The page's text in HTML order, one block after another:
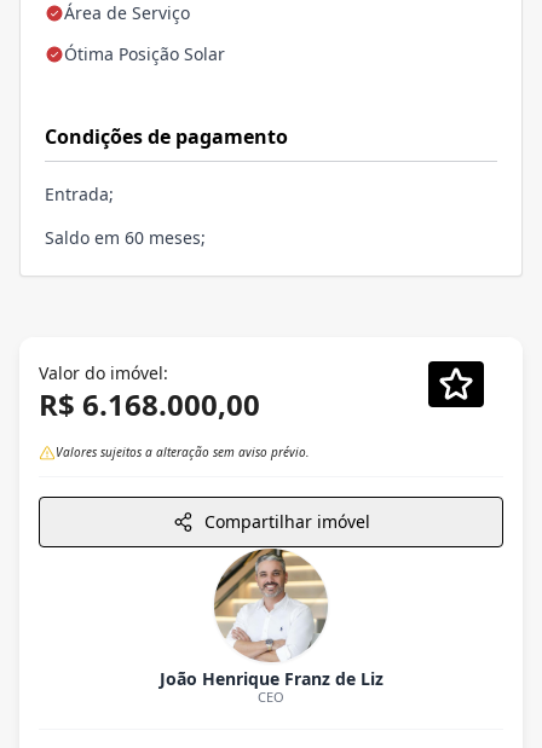
Área de Serviço
Ótima Posição Solar
Condições de pagamento
Entrada;
Saldo em 60 meses;
Valor do imóvel:
R$ 6.168.000,00
Valores sujeitos a alteração sem aviso prévio.
Compartilhar imóvel
João Henrique Franz de Liz
CEO